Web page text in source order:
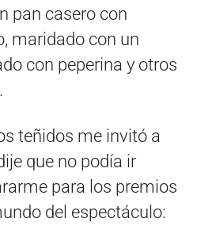
pan casero con
maridado con un
con peperina y otros
teñidos me invitó a
que no podía ir
para los premios
del espectáculo: